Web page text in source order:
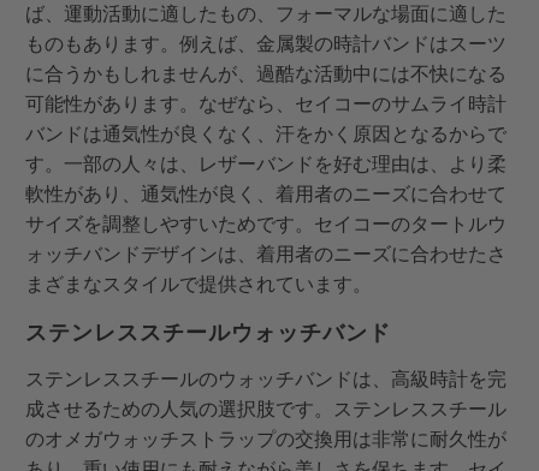
ば、運動活動に適したもの、フォーマルな場面に適した
ものもあります。例えば、金属製の時計バンドはスーツ
に合うかもしれませんが、過酷な活動中には不快になる
可能性があります。なぜなら、セイコーのサムライ時計
バンドは通気性が良くなく、汗をかく原因となるからで
す。一部の人々は、レザーバンドを好む理由は、より柔
軟性があり、通気性が良く、着用者のニーズに合わせて
サイズを調整しやすいためです。セイコーのタートルウ
ォッチバンドデザインは、着用者のニーズに合わせたさ
まざまなスタイルで提供されています。
ステンレススチールウォッチバンド
ステンレススチールのウォッチバンドは、高級時計を完
成させるための人気の選択肢です。ステンレススチール
のオメガウォッチストラップの交換用は非常に耐久性が